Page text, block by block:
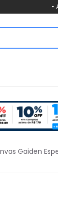
•
Gaiden